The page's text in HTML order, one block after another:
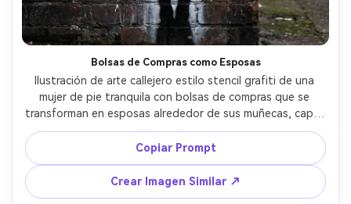
Bolsas de Compras como Esposas
Ilustración de arte callejero estilo stencil grafiti de una
mujer de pie tranquila con bolsas de compras que se
transforman en esposas alrededor de sus muñecas, capas
de stencil de alto contraste, un acento rosa fuerte en
una etiqueta de marca, muro de ciudad desgastado con
bordes rasgados de póster, líneas de corte del stencil
visibles, sátira sobre el consumismo, composición de
póster centrada, lente de 85 mm, poca profundidad de
Copiar Prompt
Crear Imagen Similar ↗